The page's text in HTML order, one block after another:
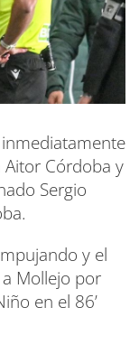
Córdoba y
Sergio
y el
Mollejo por
en el 86’